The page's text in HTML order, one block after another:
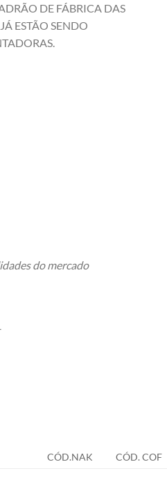
DE FÁBRICA DAS
ESTÃO SENDO
do mercado
CÓD.NAK CÓD. COF